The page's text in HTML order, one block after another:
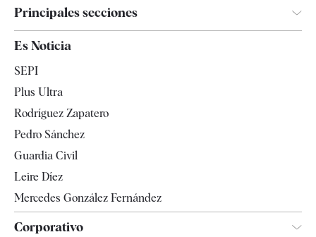
Principales secciones
España
Televisión
Es Noticia
SEPI
Plus Ultra
Rodríguez Zapatero
Pedro Sánchez
Guardia Civil
Leire Díez
Mercedes González Fernández
Corporativo